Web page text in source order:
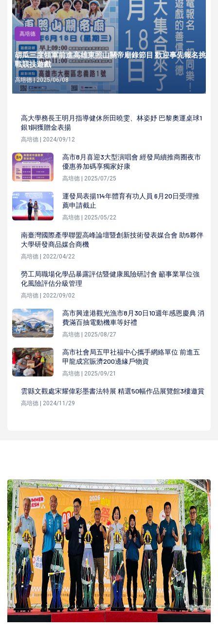
高培德
胡瓜三度領軍前進高雄東照山關帝廟錄節目 歡迎事先報名挑
戰競技遊戲
高培德 | 2025/06/08
高大學務長王明月指導健休所田曉雯、林姿妤 巴黎奧運桌球1
銀1銅獲贈金表揚
高培德 | 2024/09/12
高市8月喜迎3大型演唱會 經發局續推商圈夜市
優惠券加碼享獨家好康
高培德 | 2025/07/25
運發局表揚114年體育有功人員 6月20日受理推
薦申請截止
高培德 | 2025/05/22
南臺灣國際產學聯盟高峰論壇暨創新技術發表媒合會 助5夥伴
大學研發商品媒合商機
高培德 | 2022/04/22
勞工局職場化學品暴露評估暨健康風險研討會 籲事業單位強
化風險評估分級管理
高培德 | 2022/09/02
高市興達港觀光漁市8月30日10週年感恩慶典 消
費滿百抽電動機車等好禮
高培德 | 2025/08/27
高市社會局五甲社福中心攜手網絡單位 前進五
甲龍成宮賑濟200邊緣戶物資
高培德 | 2025/09/21
雲縣文觀處宋耀偉彩墨書法特展 精選50幅作品展覽館3樓邀賞
高培德 | 2024/11/29